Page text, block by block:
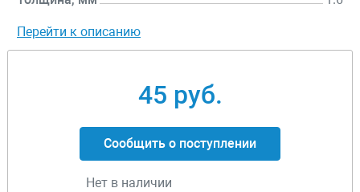
Перейти к описанию
45 руб.
Сообщить о поступлении
Нет в наличии